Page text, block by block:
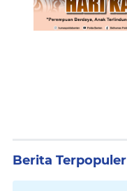
Berita Terpopuler